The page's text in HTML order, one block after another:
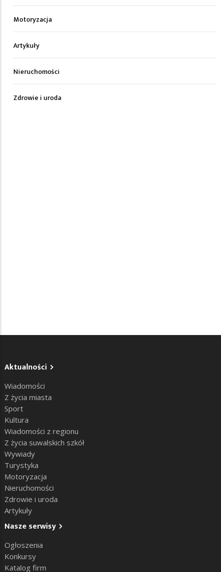
Motoryzacja
Artykuły
Nieruchomości
Zdrowie i uroda
Aktualności
Wiadomości
Z życia miasta
Sport
Kultura
Wiadomości z regionu
Z życia suwalskich szkół
Wywiady
Turystyka
Motoryzacja
Nieruchomości
Zdrowie i uroda
Artykuły
Nasze serwisy
Ogłoszenia
Konkursy
Katalog firm